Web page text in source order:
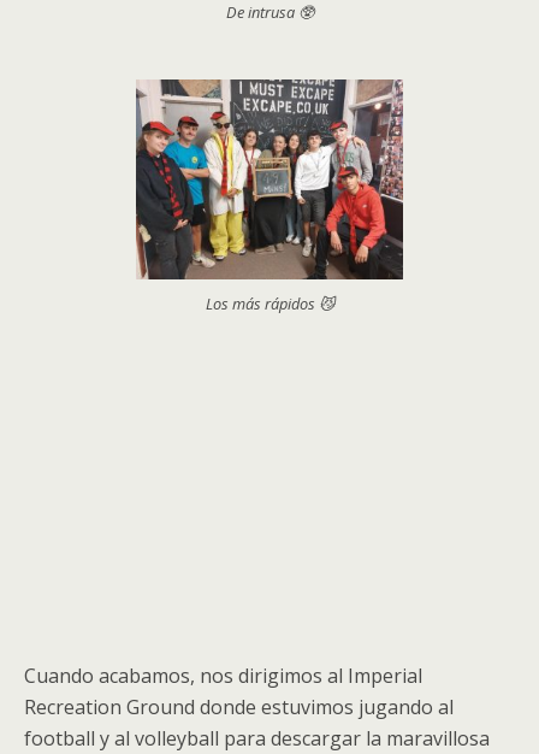
De intrusa 🥸
Los más rápidos 😼
Cuando acabamos, nos dirigimos al Imperial
Recreation Ground donde estuvimos jugando al
football y al volleyball para descargar la maravillosa